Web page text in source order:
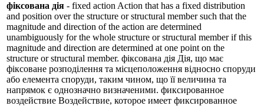
фіксована дія - fixed action Action that has a fixed distribution
and position over the structure or structural member such that the
magnitude and direction of the action are determined
unambiguously for the whole structure or structural member if this
magnitude and direction are determined at one point on the
structure or structural member. фіксована дія Дія, що має
фіксоване розподілення та місцеположення відносно споруди
або елемента споруди, таким чином, що її величина та
напрямок є однозначно визначеними. фиксированное
воздействие Воздействие, которое имеет фиксированное